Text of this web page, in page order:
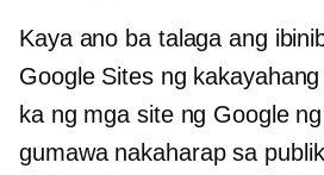
Kaya ano ba talaga ang
Google Sites ng
ka ng mga site ng Google
gumawa nakaharap sa